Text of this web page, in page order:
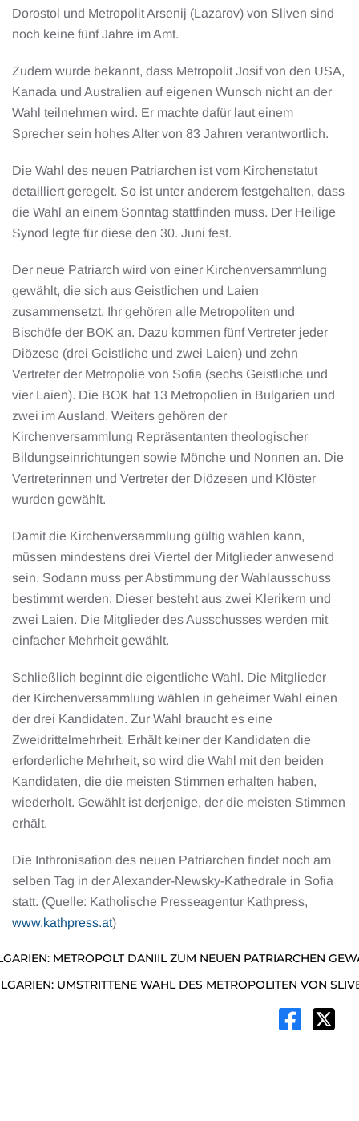
Dorostol und Metropolit Arsenij (Lazarov) von Sliven sind
noch keine fünf Jahre im Amt.
Zudem wurde bekannt, dass Metropolit Josif von den USA,
Kanada und Australien auf eigenen Wunsch nicht an der
Wahl teilnehmen wird. Er machte dafür laut einem
Sprecher sein hohes Alter von 83 Jahren verantwortlich.
Die Wahl des neuen Patriarchen ist vom Kirchenstatut
detailliert geregelt. So ist unter anderem festgehalten, dass
die Wahl an einem Sonntag stattfinden muss. Der Heilige
Synod legte für diese den 30. Juni fest.
Der neue Patriarch wird von einer Kirchenversammlung
gewählt, die sich aus Geistlichen und Laien
zusammensetzt. Ihr gehören alle Metropoliten und
Bischöfe der BOK an. Dazu kommen fünf Vertreter jeder
Diözese (drei Geistliche und zwei Laien) und zehn
Vertreter der Metropolie von Sofia (sechs Geistliche und
vier Laien). Die BOK hat 13 Metropolien in Bulgarien und
zwei im Ausland. Weiters gehören der
Kirchenversammlung Repräsentanten theologischer
Bildungseinrichtungen sowie Mönche und Nonnen an. Die
Vertreterinnen und Vertreter der Diözesen und Klöster
wurden gewählt.
Damit die Kirchenversammlung gültig wählen kann,
müssen mindestens drei Viertel der Mitglieder anwesend
sein. Sodann muss per Abstimmung der Wahlausschuss
bestimmt werden. Dieser besteht aus zwei Klerikern und
zwei Laien. Die Mitglieder des Ausschusses werden mit
einfacher Mehrheit gewählt.
Schließlich beginnt die eigentliche Wahl. Die Mitglieder
der Kirchenversammlung wählen in geheimer Wahl einen
der drei Kandidaten. Zur Wahl braucht es eine
Zweidrittelmehrheit. Erhält keiner der Kandidaten die
erforderliche Mehrheit, so wird die Wahl mit den beiden
Kandidaten, die die meisten Stimmen erhalten haben,
wiederholt. Gewählt ist derjenige, der die meisten Stimmen
erhält.
Die Inthronisation des neuen Patriarchen findet noch am
selben Tag in der Alexander-Newsky-Kathedrale in Sofia
statt. (Quelle: Katholische Presseagentur Kathpress,
www.kathpress.at)
METROPOLT DANIIL ZUM NEUEN PATRIARCHEN
UMSTRITTENE WAHL DES METROPOLITEN VON